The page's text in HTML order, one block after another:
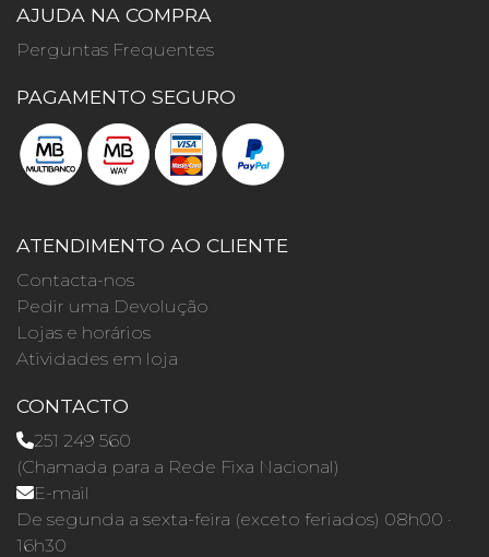
AJUDA NA COMPRA
Perguntas Frequentes
PAGAMENTO SEGURO
ATENDIMENTO AO CLIENTE
Contacta-nos
Pedir uma Devolução
Lojas e horários
Atividades em loja
CONTACTO
251 249 560
(Chamada para a Rede Fixa Nacional)
E-mail
De segunda a sexta-feira (exceto feriados) 08h00 ·
16h30